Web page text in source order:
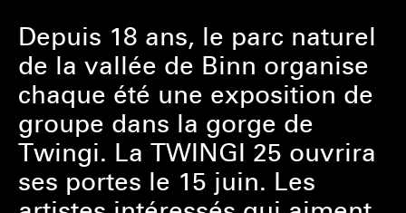
Depuis 18 ans, le parc naturel
de la vallée de Binn organise
chaque été une exposition de
groupe dans la gorge de
Twingi. La TWINGI 25 ouvrira
ses portes le 15 juin. Les